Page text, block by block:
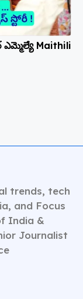
Maithili
trends, tech
and Focus
India &
Journalist